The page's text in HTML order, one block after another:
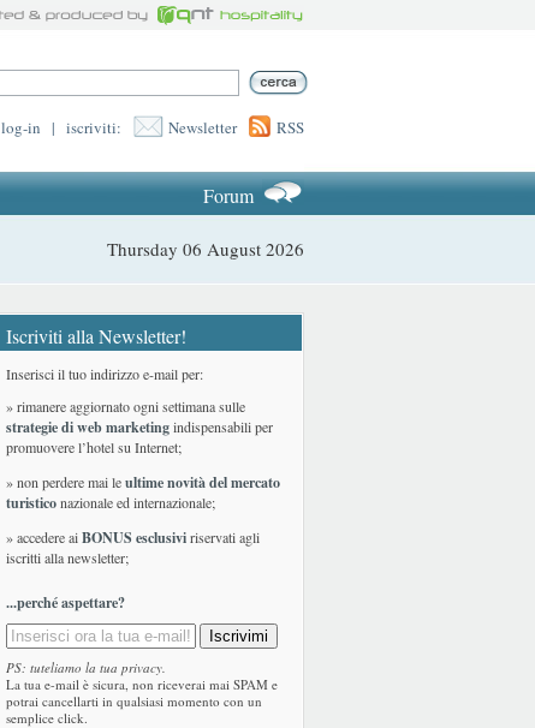
log-in | iscriviti: Newsletter RSS
Forum
Thursday 06 August 2026
Iscriviti alla Newsletter!
Inserisci il tuo indirizzo e-mail per:
» rimanere aggiornato ogni settimana sulle
strategie di web marketingindispensabili per
promuovere l’hotel su Internet;
» non perdere mai leultime novità del mercato
turisticonazionale ed internazionale;
» accedere aiBONUS esclusiviriservati agli
iscritti alla newsletter;
...perché aspettare?
PS: tuteliamo la tua privacy.
La tua e-mail è sicura, non riceverai mai SPAM e
potrai cancellarti in qualsiasi momento con un
semplice click.